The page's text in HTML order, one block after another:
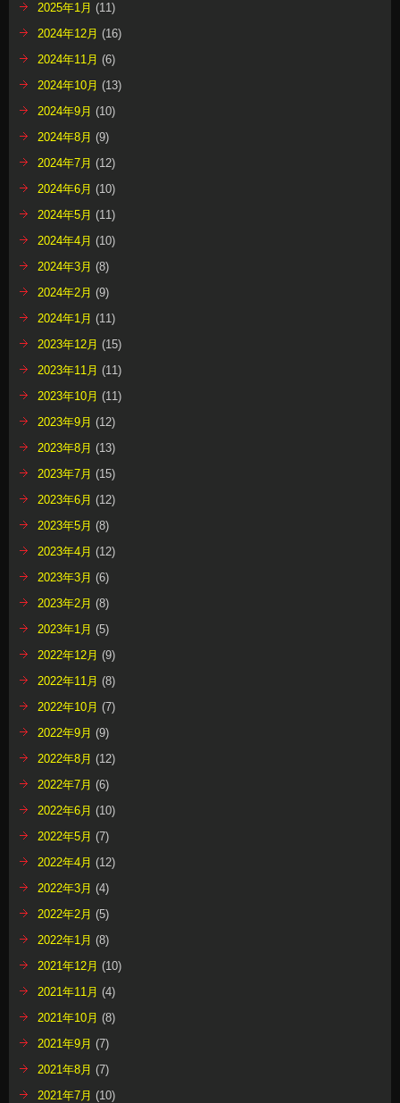
2025年1月 (11)
2024年12月 (16)
2024年11月 (6)
2024年10月 (13)
2024年9月 (10)
2024年8月 (9)
2024年7月 (12)
2024年6月 (10)
2024年5月 (11)
2024年4月 (10)
2024年3月 (8)
2024年2月 (9)
2024年1月 (11)
2023年12月 (15)
2023年11月 (11)
2023年10月 (11)
2023年9月 (12)
2023年8月 (13)
2023年7月 (15)
2023年6月 (12)
2023年5月 (8)
2023年4月 (12)
2023年3月 (6)
2023年2月 (8)
2023年1月 (5)
2022年12月 (9)
2022年11月 (8)
2022年10月 (7)
2022年9月 (9)
2022年8月 (12)
2022年7月 (6)
2022年6月 (10)
2022年5月 (7)
2022年4月 (12)
2022年3月 (4)
2022年2月 (5)
2022年1月 (8)
2021年12月 (10)
2021年11月 (4)
2021年10月 (8)
2021年9月 (7)
2021年8月 (7)
2021年7月 (10)